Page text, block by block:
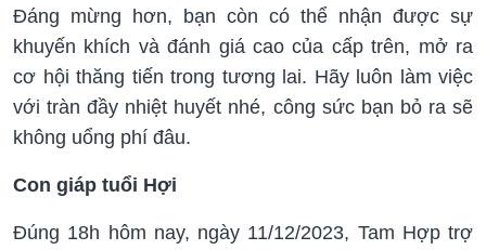
Đáng mừng hơn, bạn còn có thể nhận được sự
khuyến khích và đánh giá cao của cấp trên, mở ra
cơ hội thăng tiến trong tương lai. Hãy luôn làm việc
với tràn đầy nhiệt huyết nhé, công sức bạn bỏ ra sẽ
không uổng phí đâu.
Con giáp tuổi Hợi
Đúng 18h hôm nay, ngày 11/12/2023, Tam Hợp trợ